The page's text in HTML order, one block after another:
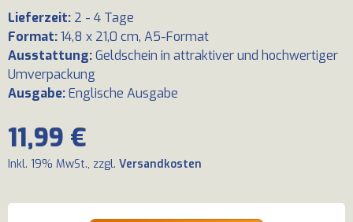
Lieferzeit: 2 - 4 Tage
Format:14,8 x 21,0 cm, A5-Format
Ausstattung:Geldschein in attraktiver und hochwertiger
Umverpackung
Ausgabe:Englische Ausgabe
11,99 €
Inkl. 19% MwSt., zzgl. Versandkosten